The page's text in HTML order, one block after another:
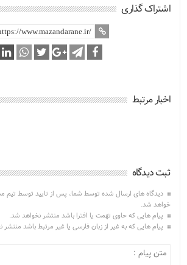
اشتراک گذاری
اخبار مرتبط
ثبت دیدگاه
دیدگاه های ارسال شده توسط شما، پس از تایید توسط تیم
خواهد شد.
پیام هایی که حاوی تهمت یا افترا باشد منتشر نخواهد شد.
پیام هایی که به غیر از زبان فارسی یا غیر مرتبط باشد